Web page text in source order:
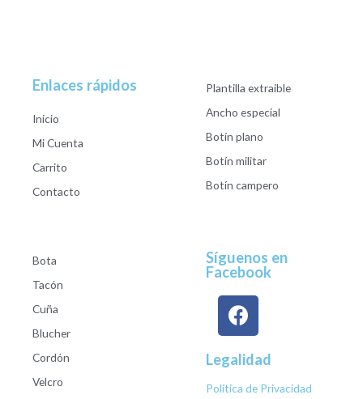
Enlaces rápidos
Inicio
Mi Cuenta
Carrito
Contacto
Plantilla extraible
Ancho especial
Botín plano
Botín militar
Botín campero
Bota
Tacón
Cuña
Blucher
Cordón
Velcro
Síguenos en
Facebook
Legalidad
Política de Privacidad